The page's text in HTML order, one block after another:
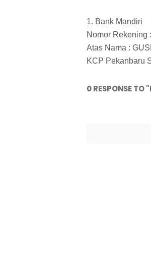
1. Bank Mandiri
Nomor Rekening
Atas Nama :
KCP Pekanbaru
0 RESPONSE TO